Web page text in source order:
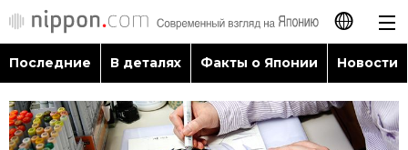
日本語
English
Последние В деталях Факты о Японии Новости